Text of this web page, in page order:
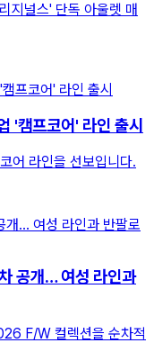
지널스' 단독 아울렛 매
'캠프코어' 라인 출시
어 라인을 선보입니다.
공개… 여성 라인과
F/W 컬렉션을 순차적